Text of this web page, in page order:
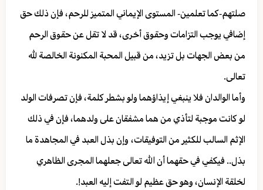
صلتهم-كما تعلمين- المستوى الإيماني المتميز للرحم، فإن ذلك حق
إضافي يوجب التزامات وحقوق أخرى، قد لا تقل عن حقوق الرحم
من بعض الجهات بل تزيد، من قبيل المحبة المكنونة الخالصة لله
تعالى.
وأما الوالدان فلا ينبغي إيذاؤهما ولو بشطر كلمة، فإن تصرفات الولد
لو كانت موجبة لتأذي من هما مشفقان على ولدهما، فإن في ذلك
الإثم السالب للكثير من التوفيقات، وإن بذل العبد في المجاهدة ما
بذل.. فيكفي في حقهما أن الله تعالى جعلهما المجرى الظاهري
لخلقة الإنسان، وهو حق عظيم لو التفت إليه العبد!.